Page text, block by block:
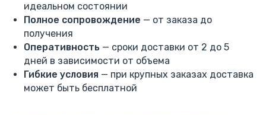
идеальном состоянии
Полное сопровождение — от заказа до
получения
Оперативность — сроки доставки от 2 до 5
дней в зависимости от объема
Гибкие условия — при крупных заказах доставка
может быть бесплатной